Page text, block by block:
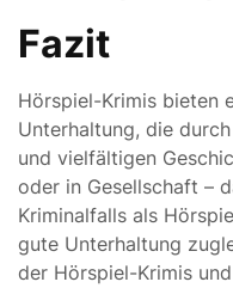
Fazit
Hörspiel-Krimis bieten
Unterhaltung, die
und vielfältigen
oder in Gesellschaft –
Kriminalfalls als
gute Unterhaltung
der Hörspiel-Krimis